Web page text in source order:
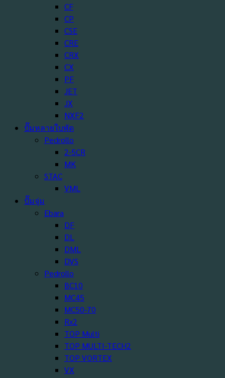
CF
CP
CSE
CRE
CRX
CX
PF
JET
JX
NXF2
ปั๊มหลายใบพัด
Pedrollo
2-5CR
MK
STAC
VML
ปั๊มจุ่ม
Ebara
DF
DL
DML
DVS
Pedrollo
BC10
MC45
MC50-70
Rx2
TOP Multi
TOP MULTI-TECH2
TOP VORTEX
VX